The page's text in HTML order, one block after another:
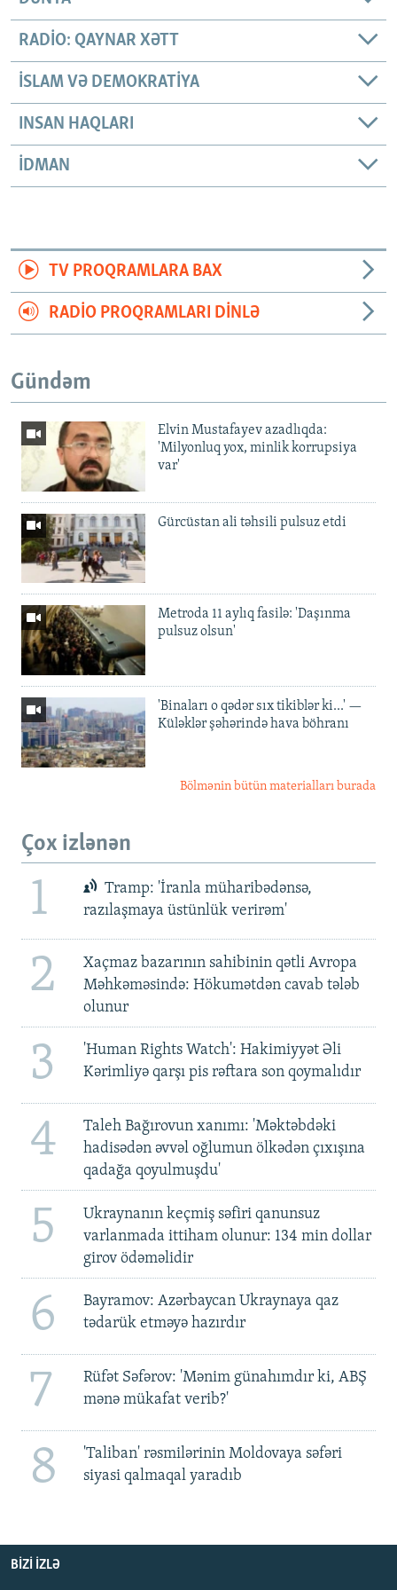
RADIO: QAYNAR XƏTT
İSLAM VƏ DEMOKRATIYA
INSAN HAQLARI
İDMAN
TV PROQRAMLARA BAX
RADIO PROQRAMLARI DINLƏ
Gündəm
Elvin Mustafayev azadlıqda:
'Milyonluq yox, minlik korrupsiya
var'
Gürcüstan ali təhsili pulsuz etdi
Metroda 11 aylıq fasilə: 'Daşınma
pulsuz olsun'
'Binaları o qədər sıx tikiblər ki...' —
Küləklər şəhərində hava böhranı
Bölmənin bütün materialları burada
Çox izlənən
1
Tramp: 'İranla müharibədənsə,
razılaşmaya üstünlük verirəm'
2
Xaçmaz bazarının sahibinin qətli Avropa
Məhkəməsində: Hökumətdən cavab tələb
olunur
3
'Human Rights Watch': Hakimiyyət Əli
Kərimliyə qarşı pis rəftara son qoymalıdır
4
Taleh Bağırovun xanımı: 'Məktəbdəki
hadisədən əvvəl oğlumun ölkədən çıxışına
qadağa qoyulmuşdu'
5
Ukraynanın keçmiş səfiri qanunsuz
varlanmada ittiham olunur: 134 min dollar
girov ödəməlidir
6
Bayramov: Azərbaycan Ukraynaya qaz
tədarük etməyə hazırdır
7
Rüfət Səfərov: 'Mənim günahımdır ki, ABŞ
mənə mükafat verib?'
8
'Taliban' rəsmilərinin Moldovaya səfəri
siyasi qalmaqal yaradıb
BIZI IZLƏ